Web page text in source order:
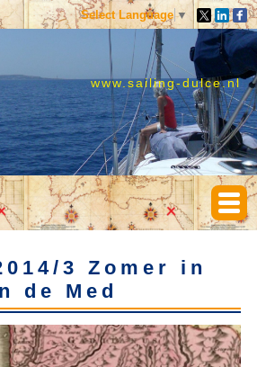
Select Language ▼
www.sailing-dulce.nl
3 Zomer in
de Med